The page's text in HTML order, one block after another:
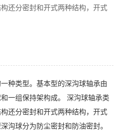
还分密封和开式两种结构，开式
种类型。基本型的深沟球轴承由
一组保持架构成。 深沟球轴承类
还分密封和开式两种结构，开式
沟球分为防尘密封和防油密封。